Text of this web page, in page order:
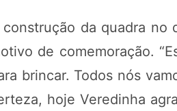
construção da quadra no
de comemoração.
brincar. Todos nós
hoje Veredinha